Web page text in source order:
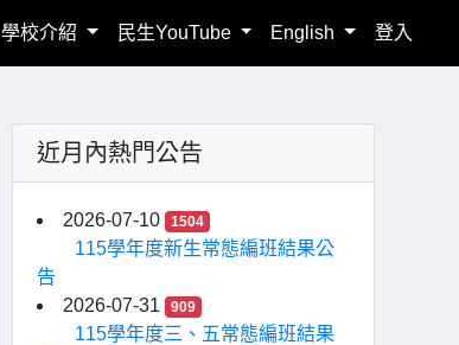
學校介紹 民生YouTube English 登入
近月內熱門公告
2026-07-10 1504
115學年度新生常態編班結果公
告
2026-07-31
909
115學年度三、五常態編班結果